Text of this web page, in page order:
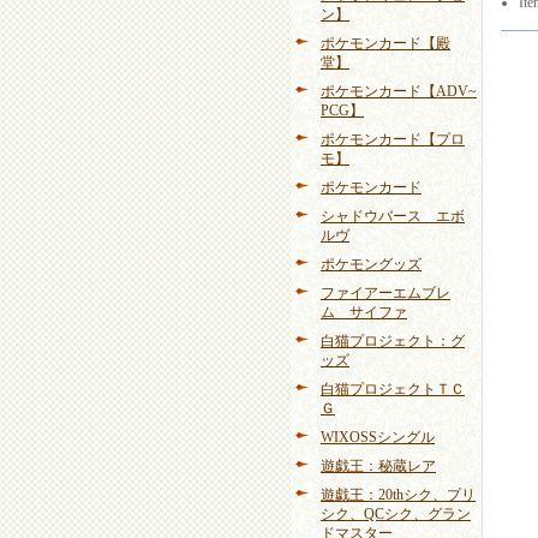
ン】
ポケモンカード【殿
堂】
ポケモンカード【ADV~
PCG】
ポケモンカード【プロ
モ】
ポケモンカード
シャドウバース エボ
ルヴ
ポケモングッズ
ファイアーエムブレ
ム サイファ
白猫プロジェクト：グ
ッズ
白猫プロジェクトＴＣ
Ｇ
WIXOSSシングル
遊戯王：秘蔵レア
遊戯王：20thシク、プリ
シク、QCシク、グラン
ドマスター